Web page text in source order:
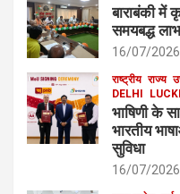
बाराबंकी में
समयबद्ध
16/07/2026
राष्ट्रीय राज्य
DELHI
भाषिणी के
भारतीय
सुविधा
16/07/2026